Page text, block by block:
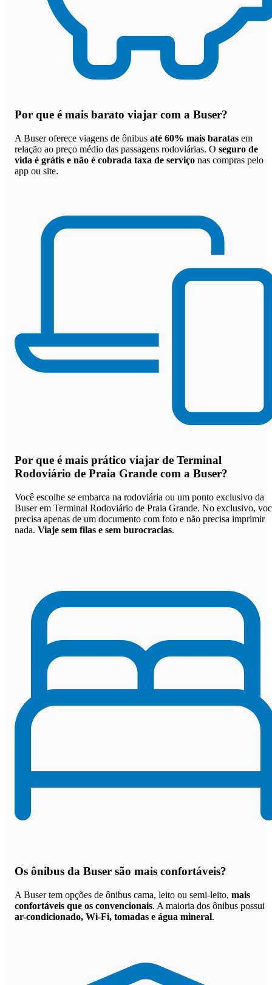
Por que é mais barato viajar com a Buser?
A Buser oferece viagens de ônibus até 60% mais baratas em
relação ao preço médio das passagens rodoviárias. O seguro de
vida é grátis e não é cobrada taxa de serviço nas compras pelo
app ou site.
Por que é mais prático viajar de Terminal
Rodoviário de Praia Grande com a Buser?
Você escolhe se embarca na rodoviária ou um ponto exclusivo da
Buser em Terminal Rodoviário de Praia Grande. No exclusivo,
precisa apenas de um documento com foto e não precisa imprimir
nada. Viaje sem filas e sem burocracias.
Os ônibus da Buser são mais confortáveis?
A Buser tem opções de ônibus cama, leito ou semi-leito, mais
confortáveis que os convencionais. A maioria dos ônibus possui
ar-condicionado, Wi-Fi, tomadas e água mineral.